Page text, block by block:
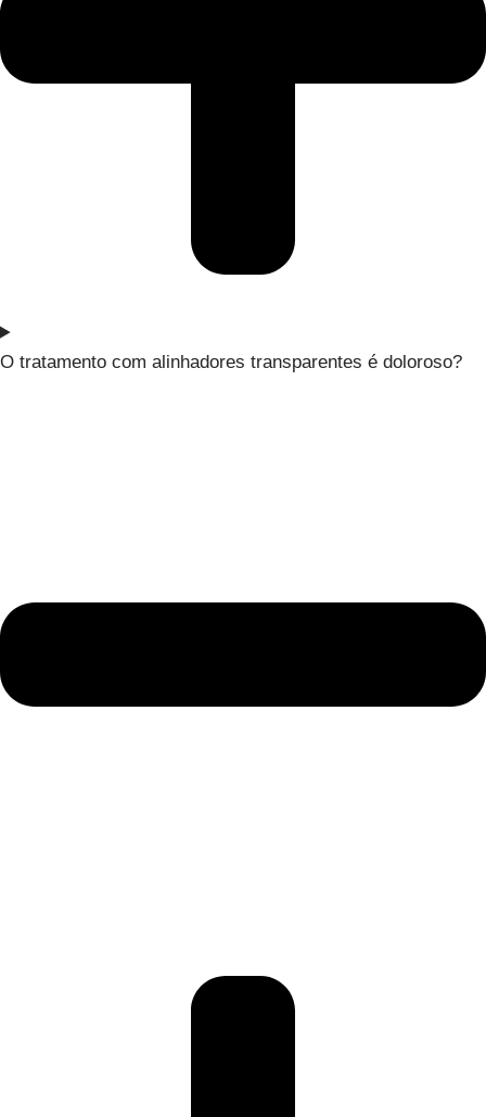
O tratamento com alinhadores transparentes é doloroso?